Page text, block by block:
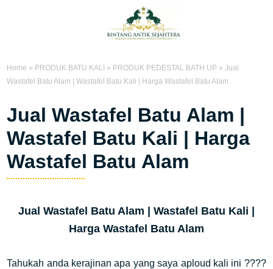
Home » PRODUK BATU KALI » PRODUK PEDESTAL BATH UP »Jual
Wastafel Batu Alam | Wastafel Batu Kali | Harga Wastafel Batu Alam
Jual Wastafel Batu Alam |
Wastafel Batu Kali | Harga
Wastafel Batu Alam
Jual Wastafel Batu Alam | Wastafel Batu Kali |
Harga Wastafel Batu Alam
Tahukah anda kerajinan apa yang saya aploud kali ini ????